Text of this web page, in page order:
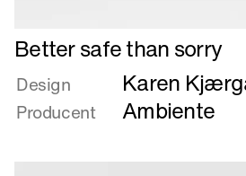
Læs
mere
om
Better
safe
Better safe than sorry
Design Karen
Producent Ambiente